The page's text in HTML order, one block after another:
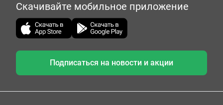
Скачивайте мобильное приложение
Подписаться на новости и акции